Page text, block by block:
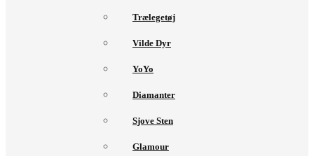
Trælegetøj
Vilde Dyr
YoYo
Diamanter
Sjove Sten
Glamour